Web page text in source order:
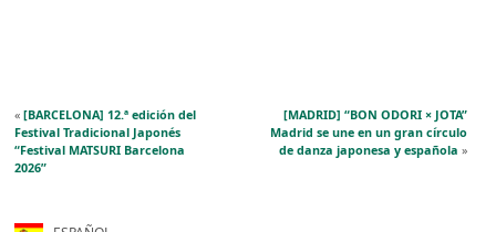
«[BARCELONA] 12.ª edición del
Festival Tradicional Japonés
“Festival MATSURI Barcelona
2026”
[MADRID] “BON ODORI × JOTA”
Madrid se une en un gran círculo
de danza japonesa y española »